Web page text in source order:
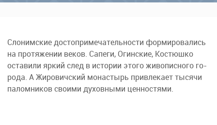
Сло­ним­ские до­сто­при­ме­ча­тель­но­сти фор­ми­ро­ва­лись
на про­тя­же­нии ве­ков. Са­пе­ги, Огин­ские, Ко­стюш­ко
оста­ви­ли яр­кий след в ис­то­рии это­го жи­во­пис­но­го го­
ро­да. А Жи­ро­вич­ский мо­на­стырь при­вле­ка­ет ты­ся­чи
па­лом­ни­ков сво­и­ми ду­хов­ны­ми цен­но­стя­ми.